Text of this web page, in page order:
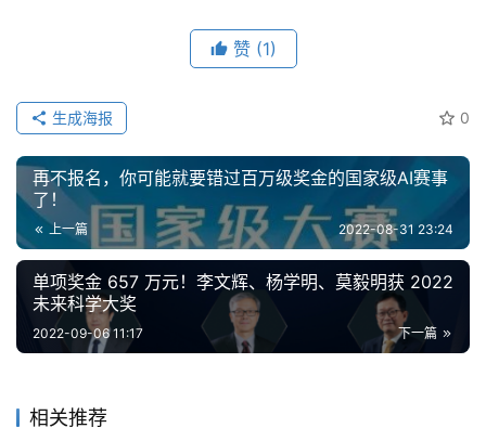
赞 (1)
0
生成海报
再不报名，你可能就要错过百万级奖金的国家级AI赛事
了！
上一篇 2022-08-31 23:24
单项奖金 657 万元！李文辉、杨学明、莫毅明获 2022
未来科学大奖
下一篇
2022-09-06 11:17
相关推荐